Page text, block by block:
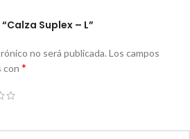
Suplex – L”
no será publicada. Los campos
con *